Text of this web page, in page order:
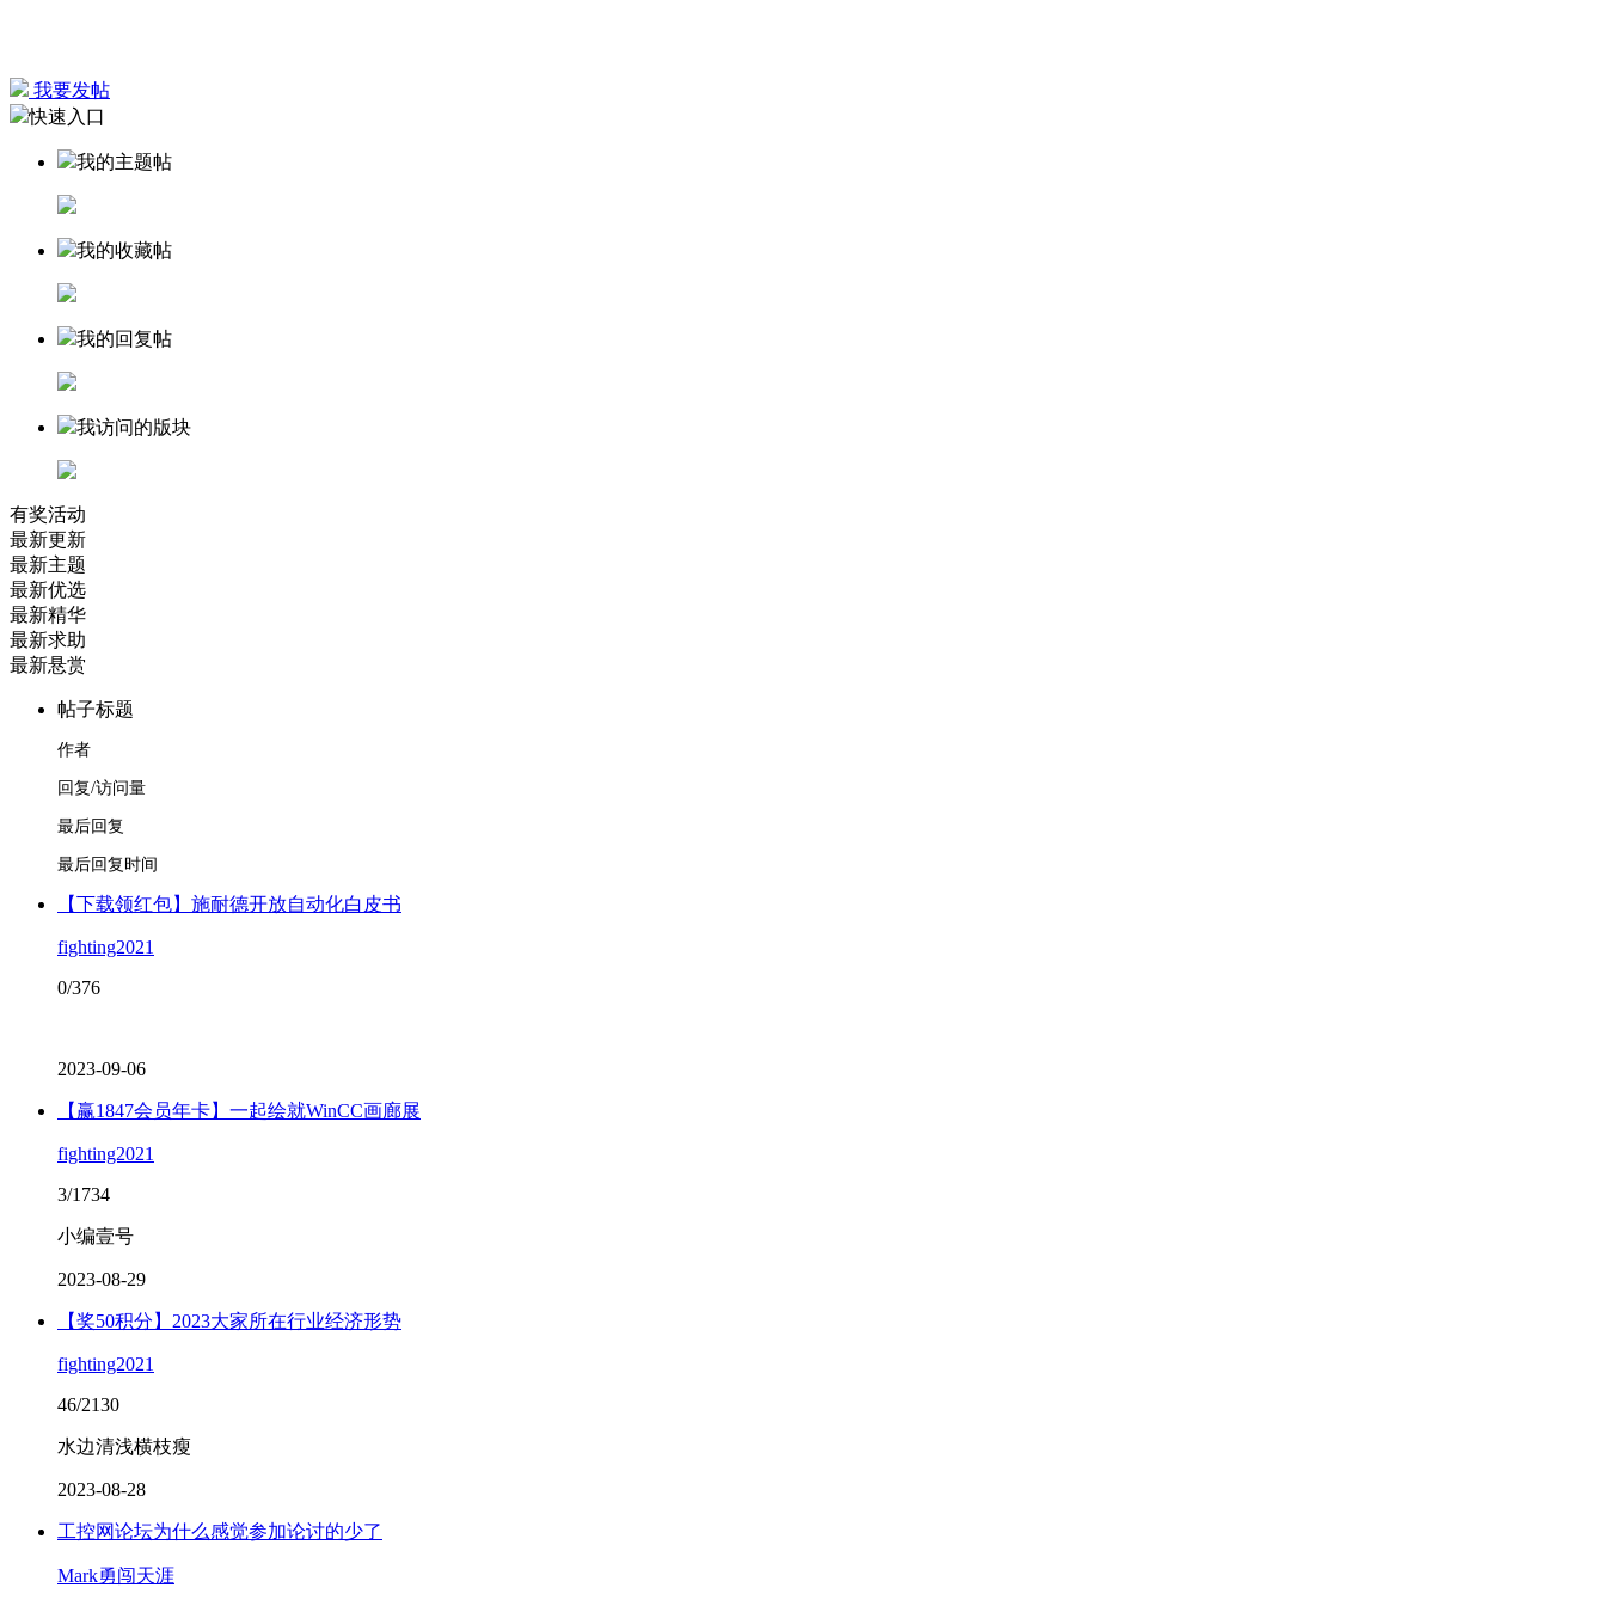
我要发帖
快速入口
我的主题帖
我的收藏帖
我的回复帖
我访问的版块
有奖活动
最新更新
最新主题
最新优选
最新精华
最新求助
最新悬赏
帖子标题
作者
回复/访问量
最后回复
最后回复时间
【下载领红包】施耐德开放自动化白皮书
fighting2021
0/376
2023-09-06
【赢1847会员年卡】一起绘就WinCC画廊展
fighting2021
3/1734
小编壹号
2023-08-29
【奖50积分】2023大家所在行业经济形势
fighting2021
46/2130
水边清浅横枝瘦
2023-08-28
工控网论坛为什么感觉参加论讨的少了
Mark勇闯天涯